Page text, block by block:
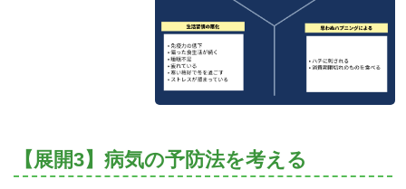
【展開3】病気の予防法を考える